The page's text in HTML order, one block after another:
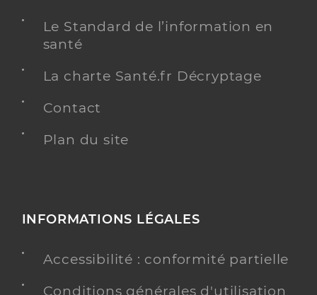
Le Standard de l’information en
santé
La charte Santé.fr Décryptage
Contact
Plan du site
INFORMATIONS LÉGALES
Accessibilité : conformité partielle
Conditions générales d'utilisation